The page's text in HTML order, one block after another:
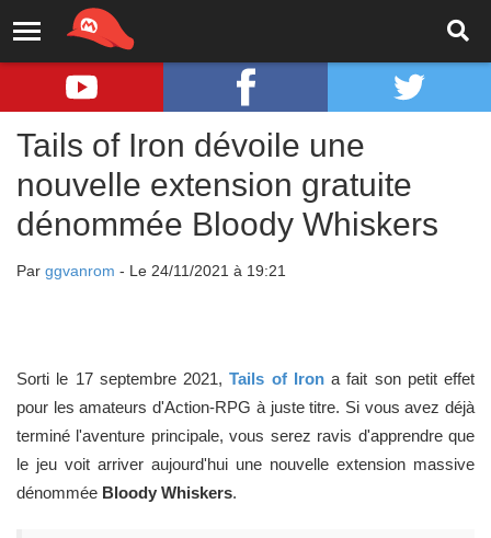
Tails of Iron dévoile une
nouvelle extension gratuite
dénommée Bloody Whiskers
Par ggvanrom - Le 24/11/2021 à 19:21
Sorti le 17 septembre 2021,Tails of Irona fait son petit effet
pour les amateurs d'Action-RPG à juste titre. Si vous avez déjà
terminé l'aventure principale, vous serez ravis d'apprendre que
le jeu voit arriver aujourd'hui une nouvelle extension massive
dénommée Bloody Whiskers.